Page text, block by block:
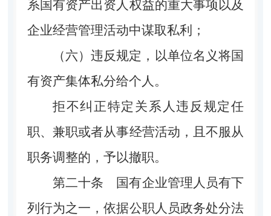
系国有资产出资人权益的重大事项以及
企业经营管理活动中谋取私利；
（六）违反规定，以单位名义将国
有资产集体私分给个人。
拒不纠正特定关系人违反规定任
职、兼职或者从事经营活动，且不服从
职务调整的，予以撤职。
第二十条 国有企业管理人员有下
列行为之一，依据公职人员政务处分法